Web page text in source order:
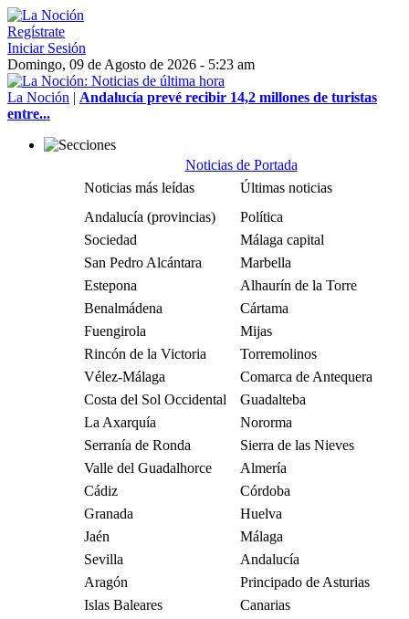
Regístrate
Iniciar Sesión
Domingo, 09 de Agosto de 2026 - 5:23 am
La Noción | Andalucía prevé recibir 14,2 millones de turistas
entre...
Noticias de Portada
Noticias más leídas
Últimas noticias
Andalucía (provincias)
Política
Sociedad
Málaga capital
San Pedro Alcántara
Marbella
Estepona
Alhaurín de la Torre
Benalmádena
Cártama
Fuengirola
Mijas
Rincón de la Victoria
Torremolinos
Vélez-Málaga
Comarca de Antequera
Costa del Sol Occidental
Guadalteba
La Axarquía
Nororma
Serranía de Ronda
Sierra de las Nieves
Valle del Guadalhorce
Almería
Cádiz
Córdoba
Granada
Huelva
Jaén
Málaga
Sevilla
Andalucía
Aragón
Principado de Asturias
Islas Baleares
Canarias